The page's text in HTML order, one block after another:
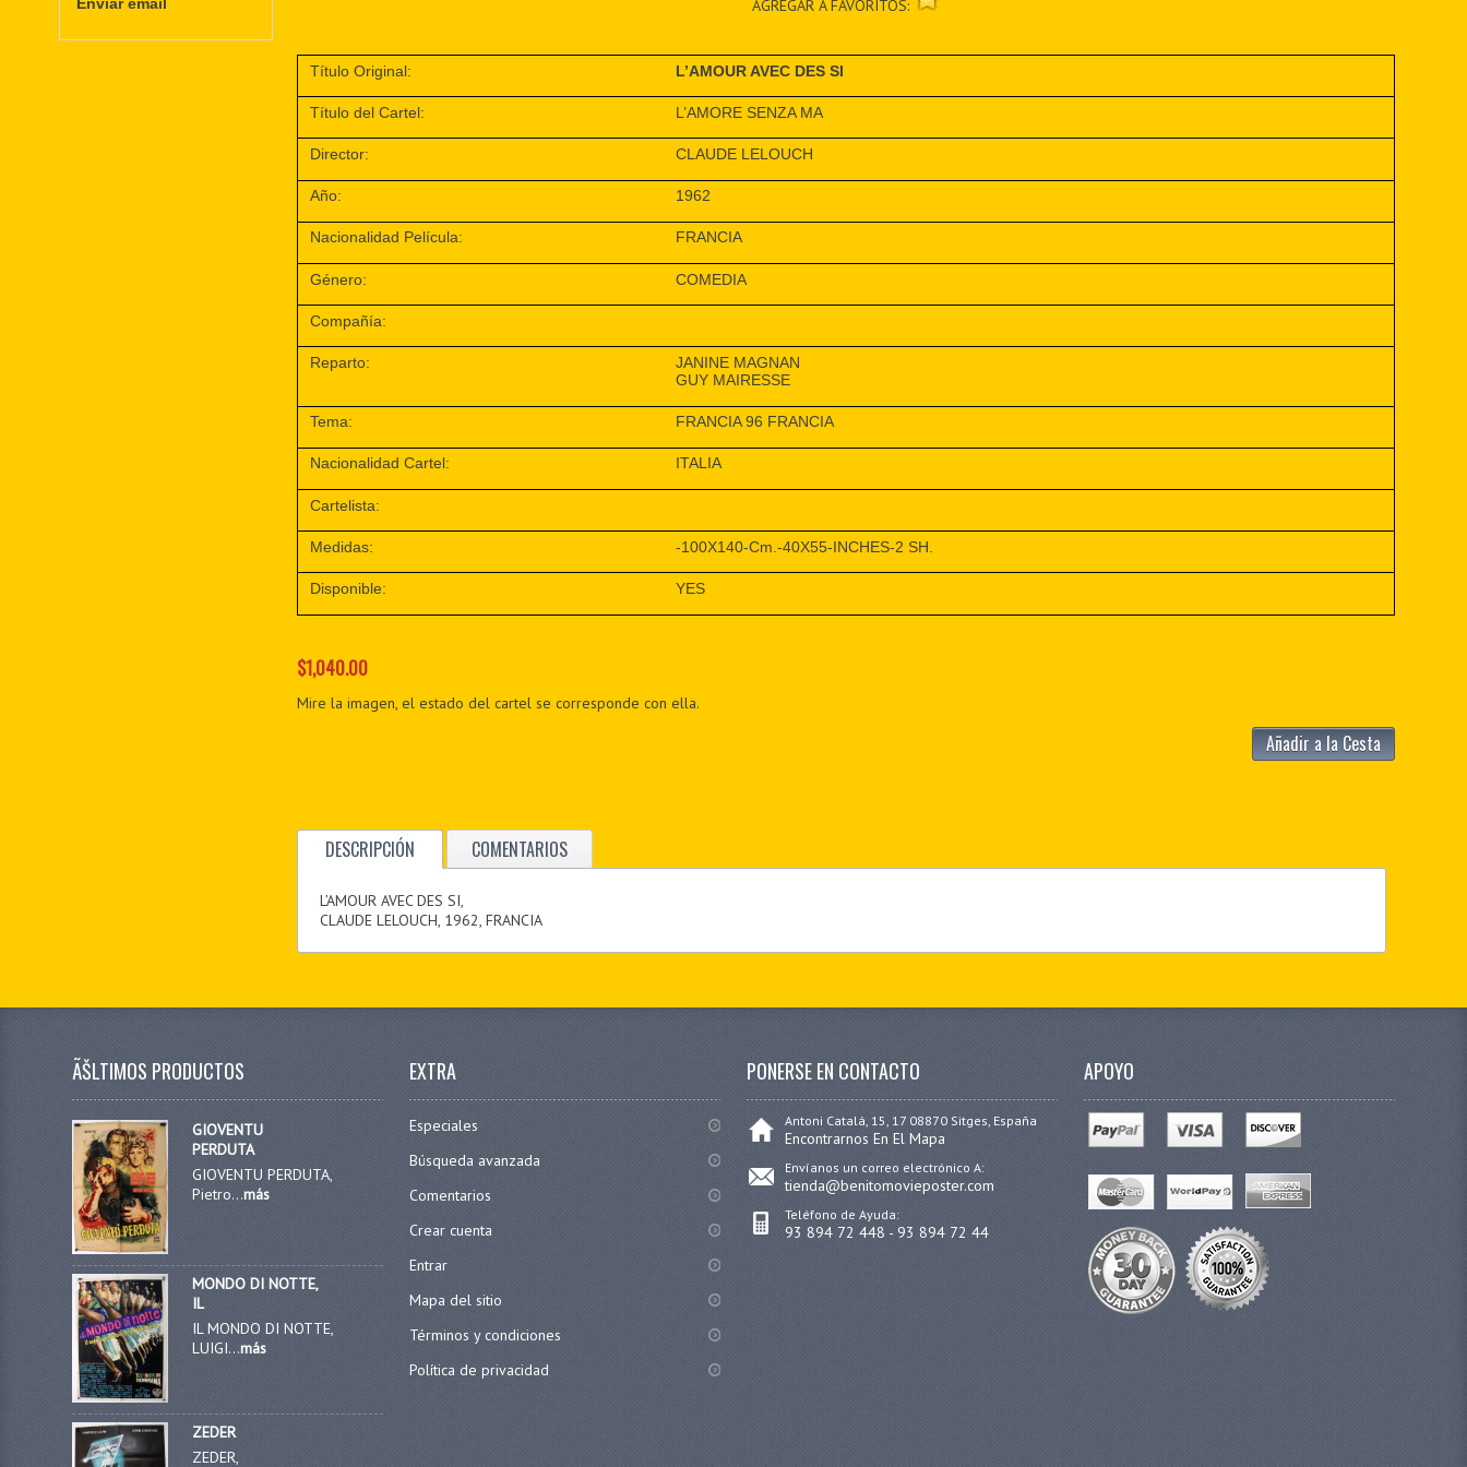
AGREGAR A FAVORITOS:
Título Original: L’AMOUR AVEC DES SI
Título del Cartel: L’AMORE SENZA MA
Director: CLAUDE LELOUCH
Año: 1962
Nacionalidad Película: FRANCIA
Género: COMEDIA
Compañía:
Reparto:
JANINE MAGNAN
GUY MAIRESSE
Tema: FRANCIA 96 FRANCIA
Nacionalidad Cartel: ITALIA
Cartelista:
Medidas: -100X140-Cm.-40X55-INCHES-2 SH.
Disponible: YES
$1,040.00
Mire la imagen, el estado del cartel se corresponde con ella.
Añadir a la Cesta
DESCRIPCIÓN COMENTARIOS
L’AMOUR AVEC DES SI,
CLAUDE LELOUCH, 1962, FRANCIA
ÃŠLTIMOS PRODUCTOS
GIOVENTU
PERDUTA
GIOVENTU PERDUTA,
Pietro...más
MONDO DI NOTTE,
IL
IL MONDO DI NOTTE,
LUIGI...más
ZEDER
ZEDER,
EXTRA
Especiales
Búsqueda avanzada
Comentarios
Crear cuenta
Entrar
Mapa del sitio
Términos y condiciones
Política de privacidad
PONERSE EN CONTACTO
Antoni Catalá, 15, 17 08870 Sitges, España
Encontrarnos En El Mapa
Envíanos un correo electrónico A:
tienda@benitomovieposter.com
Teléfono de Ayuda:
93 894 72 448 - 93 894 72 44
APOYO